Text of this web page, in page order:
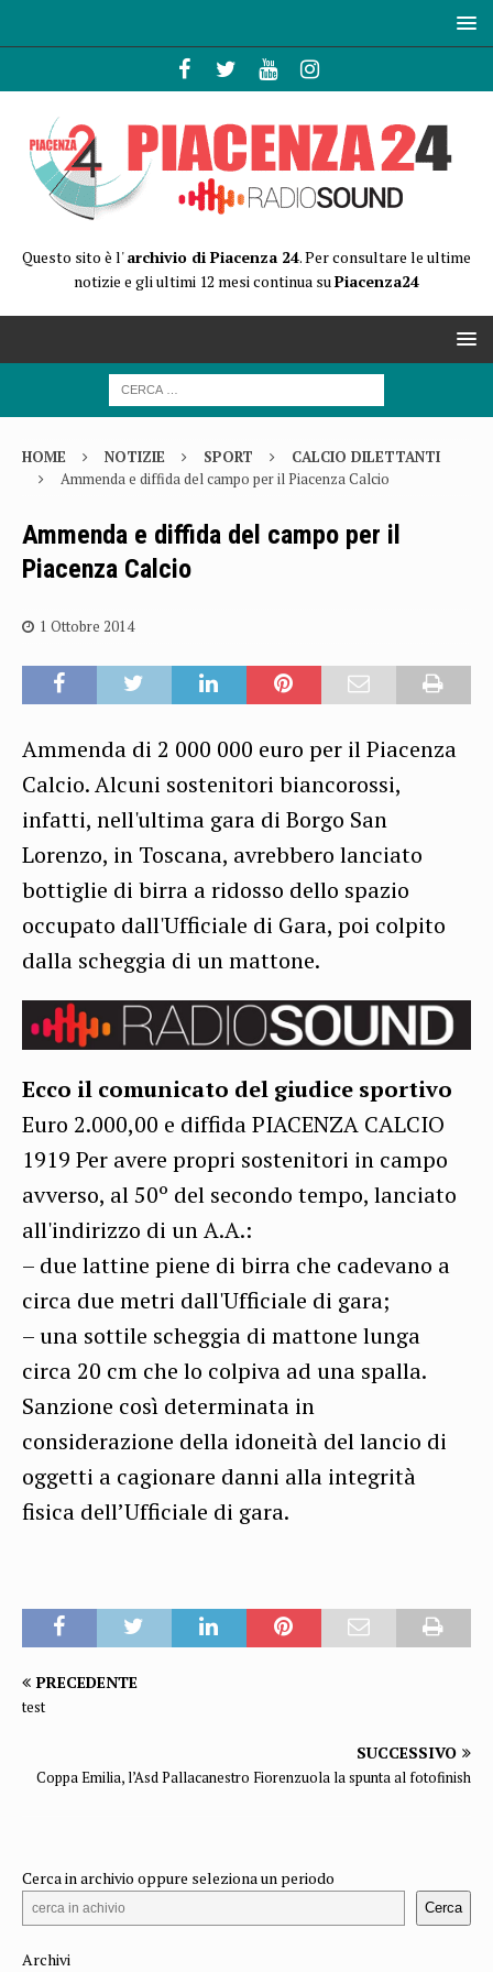
Questo sito è l'archivio di Piacenza 24. Per consultare le ultime
notizie e gli ultimi 12 mesi continua suPiacenza24
HOME NOTIZIE SPORT
CALCIO DILETTANTI
Ammenda e diffida del campo per il Piacenza Calcio
Ammenda e diffida del campo per il
Piacenza Calcio
1 Ottobre 2014
Ammenda di 2 000 000 euro per il Piacenza
Calcio. Alcuni sostenitori biancorossi,
infatti, nell'ultima gara di Borgo San
Lorenzo, in Toscana, avrebbero lanciato
bottiglie di birra a ridosso dello spazio
occupato dall'Ufficiale di Gara, poi colpito
dalla scheggia di un mattone.
Ecco il comunicato del giudice sportivo
Euro 2.000,00 e diffida PIACENZA CALCIO
1919 Per avere propri sostenitori in campo
avverso, al 50º del secondo tempo, lanciato
all'indirizzo di un A.A.:
– due lattine piene di birra che cadevano a
circa due metri dall'Ufficiale di gara;
– una sottile scheggia di mattone lunga
circa 20 cm che lo colpiva ad una spalla.
Sanzione così determinata in
considerazione della idoneità del lancio di
oggetti a cagionare danni alla integrità
fisica dell’Ufficiale di gara.
PRECEDENTE
test
SUCCESSIVO
Coppa Emilia, l’Asd Pallacanestro Fiorenzuola la spunta al fotofinish
Cerca in archivio oppure seleziona un periodo
Cerca
Archivi